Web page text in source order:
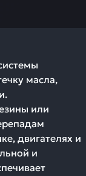
масла,
или
двигателях и
и